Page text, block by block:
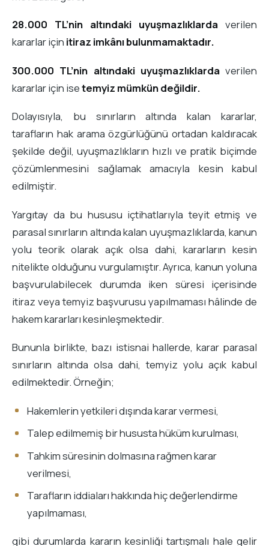
28.000 TL’nin altındaki uyuşmazlıklarda verilen
kararlar için itiraz imkânı bulunmamaktadır.
300.000 TL’nin altındaki uyuşmazlıklardaverilen
kararlar için isetemyiz mümkün değildir.
Dolayısıyla, bu sınırların altında kalan kararlar,
tarafların hak arama özgürlüğünü ortadan kaldıracak
şekilde değil, uyuşmazlıkların hızlı ve pratik biçimde
çözümlenmesini sağlamak amacıyla kesin kabul
edilmiştir.
Yargıtay da bu hususu içtihatlarıyla teyit etmiş ve
parasal sınırların altında kalan uyuşmazlıklarda, kanun
yolu teorik olarak açık olsa dahi, kararların kesin
nitelikte olduğunu vurgulamıştır. Ayrıca, kanun yoluna
başvurulabilecek durumda iken süresi içerisinde
itiraz veya temyiz başvurusu yapılmaması hâlinde de
hakem kararları kesinleşmektedir.
Bununla birlikte, bazı istisnai hallerde, karar parasal
sınırların altında olsa dahi, temyiz yolu açık kabul
edilmektedir. Örneğin;
Hakemlerin yetkileri dışında karar vermesi,
Talep edilmemiş bir hususta hüküm kurulması,
Tahkim süresinin dolmasına rağmen karar
verilmesi,
Tarafların iddiaları hakkında hiç değerlendirme
yapılmaması,
gibi durumlarda kararın kesinliği tartışmalı hale gelir